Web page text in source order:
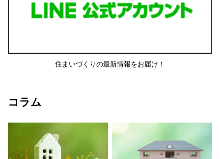
住まいづくりの最新情報をお届け！
コラム